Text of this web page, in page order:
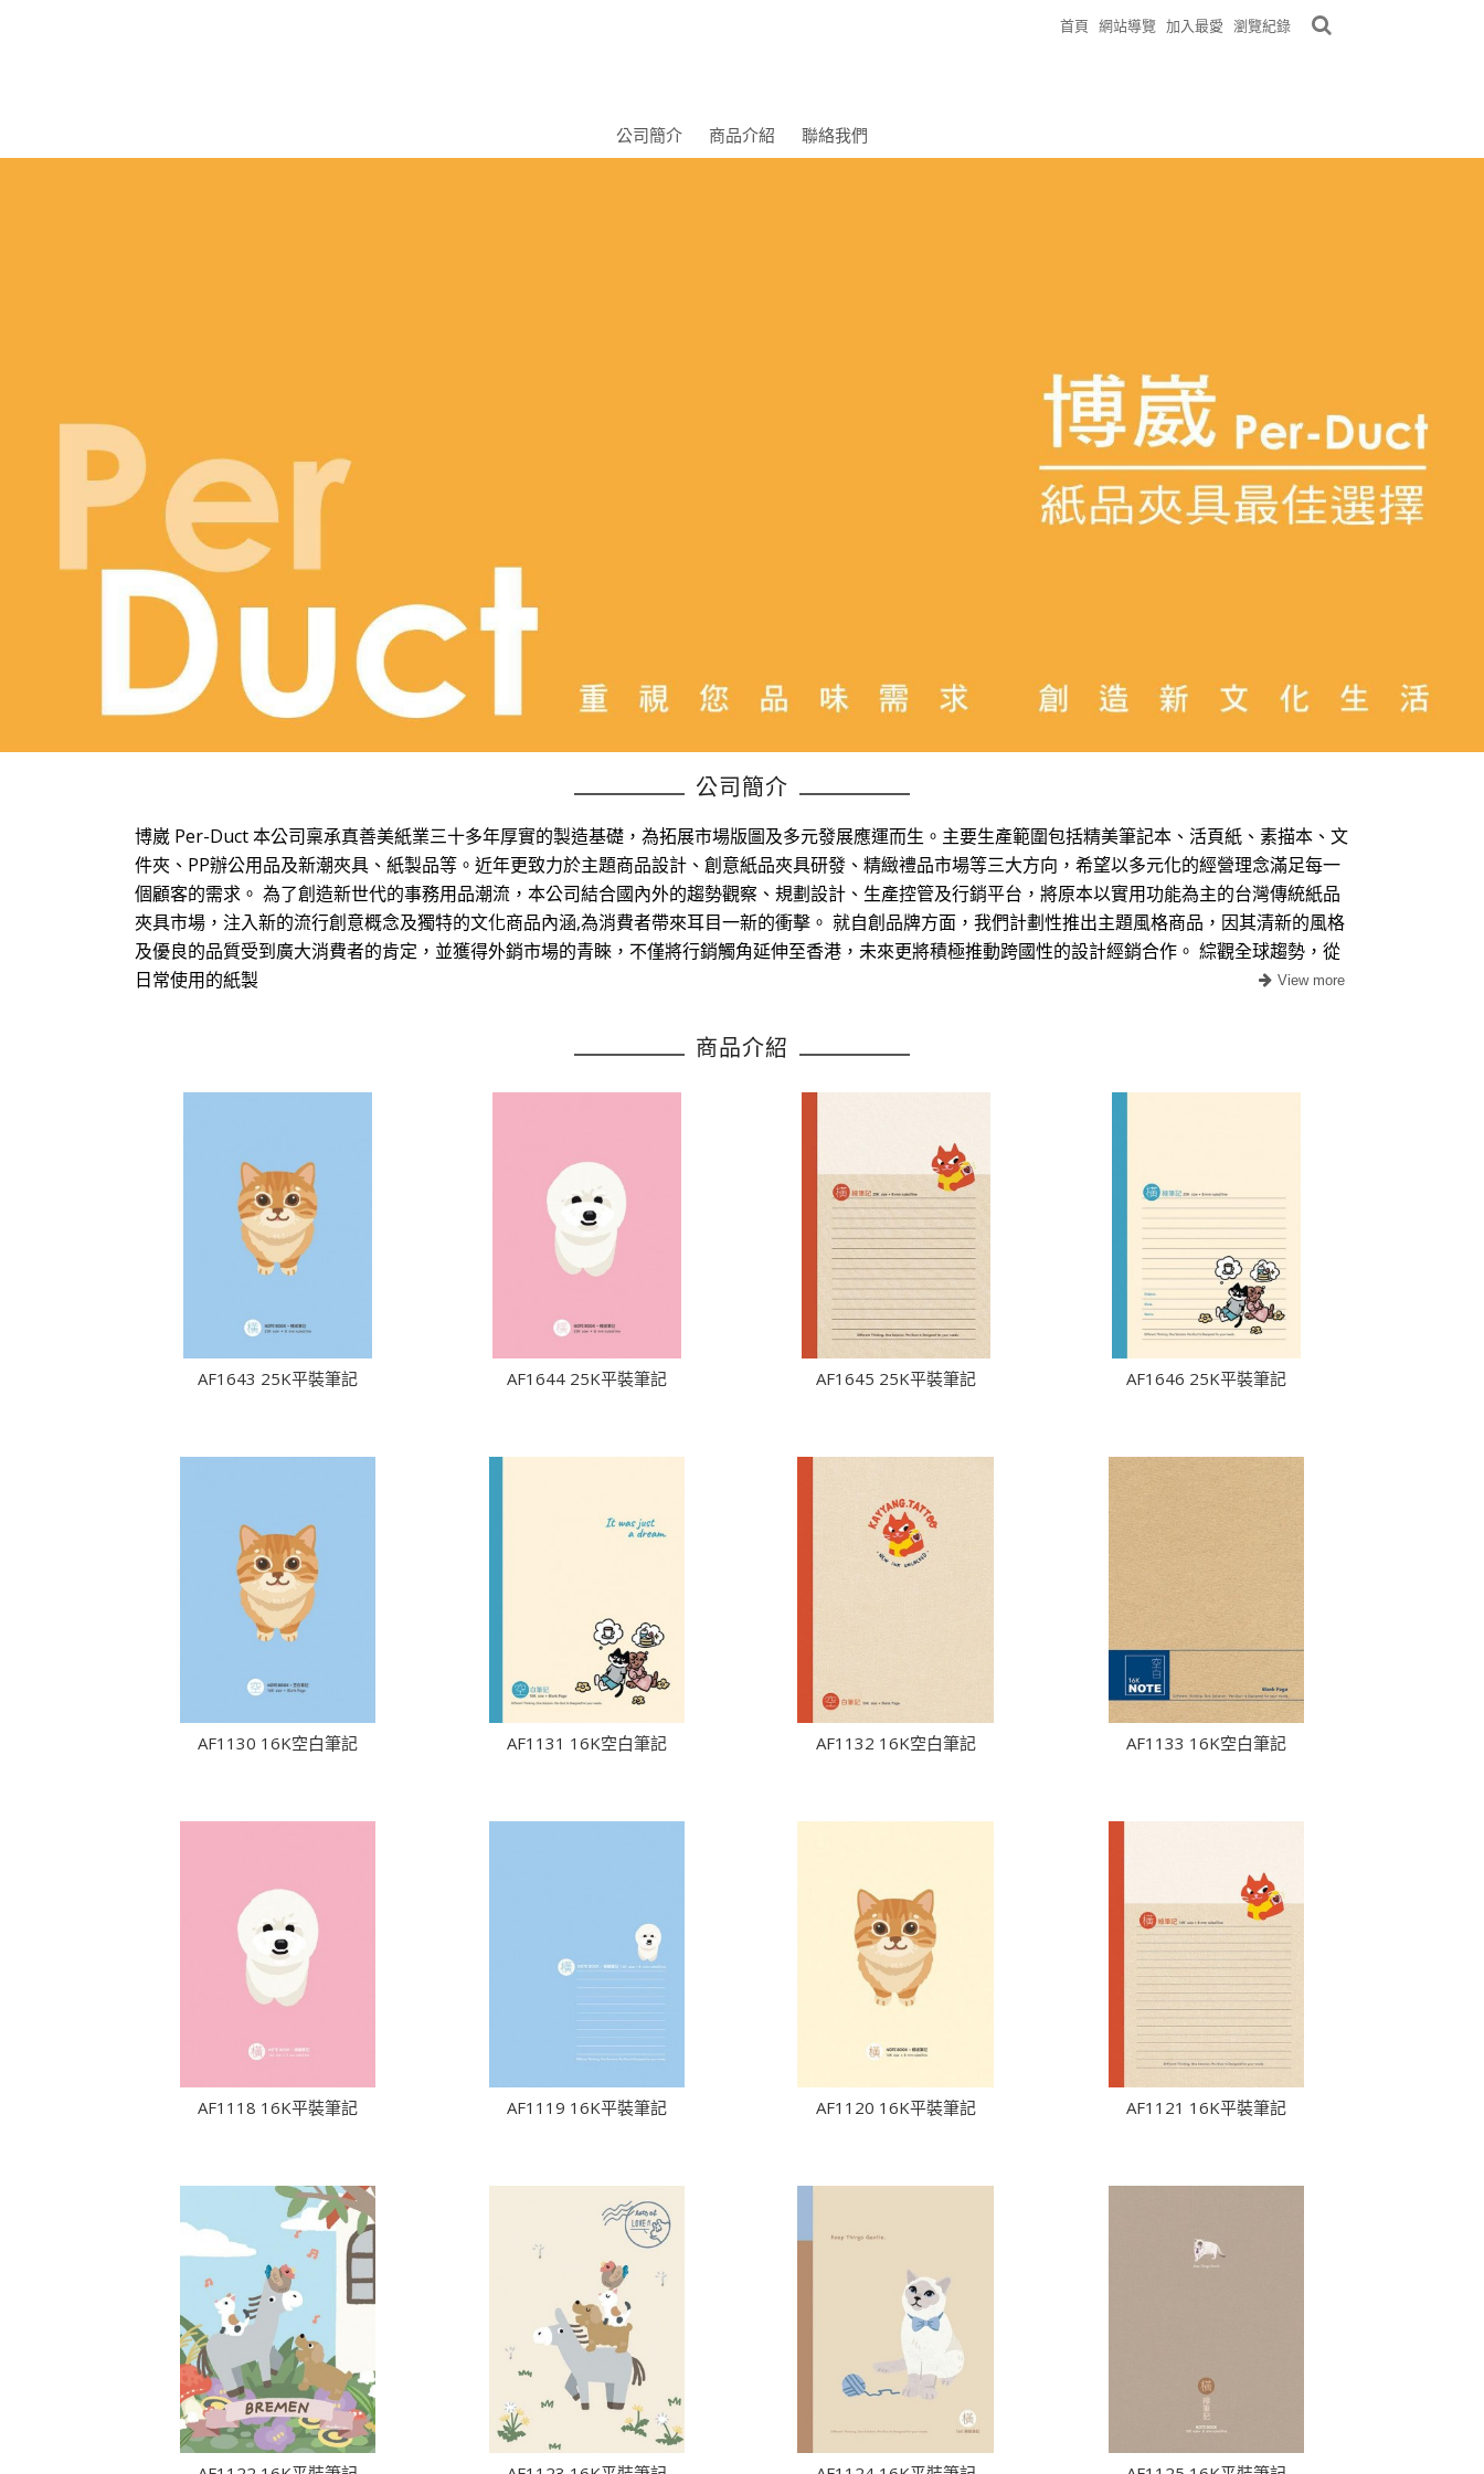
首頁 網站導覽 加入最愛 瀏覽紀錄
公司簡介 商品介紹 聯絡我們
公司簡介
博崴 Per-Duct 本公司稟承真善美紙業三十多年厚實的製造基礎，為拓展市場版圖及多元發展應運而生。主要生產範圍包括精美筆記本、活頁紙、素描本、文
件夾、PP辦公用品及新潮夾具、紙製品等。近年更致力於主題商品設計、創意紙品夾具研發、精緻禮品市場等三大方向，希望以多元化的經營理念滿足每一
個顧客的需求。 為了創造新世代的事務用品潮流，本公司結合國內外的趨勢觀察、規劃設計、生產控管及行銷平台，將原本以實用功能為主的台灣傳統紙品
夾具市場，注入新的流行創意概念及獨特的文化商品內涵,為消費者帶來耳目一新的衝擊。 就自創品牌方面，我們計劃性推出主題風格商品，因其清新的風格
及優良的品質受到廣大消費者的肯定，並獲得外銷市場的青睞，不僅將行銷觸角延伸至香港，未來更將積極推動跨國性的設計經銷合作。 綜觀全球趨勢，從
日常使用的紙製
商品介紹
AF1643 25K平裝筆記 AF1644 25K平裝筆記 AF1645 25K平裝筆記 AF1646 25K平裝筆記
AF1130 16K空白筆記 AF1131 16K空白筆記 AF1132 16K空白筆記 AF1133 16K空白筆記
AF1118 16K平裝筆記 AF1119 16K平裝筆記 AF1120 16K平裝筆記 AF1121 16K平裝筆記